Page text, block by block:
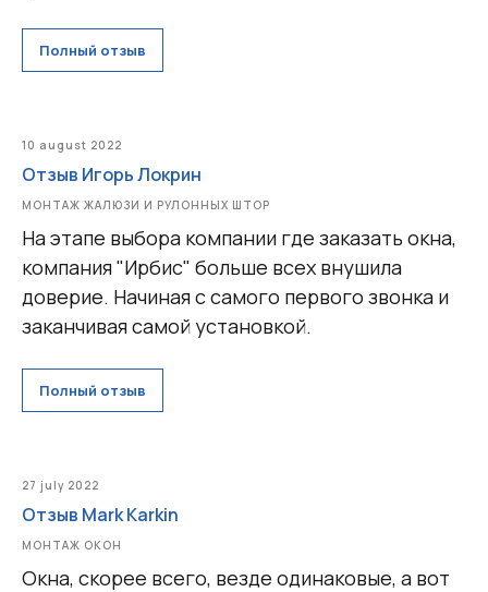
Полный отзыв
10 august 2022
Отзыв Игорь Локрин
МОНТАЖ ЖАЛЮЗИ И РУЛОННЫХ ШТОР
На этапе выбора компании где заказать окна,
компания "Ирбис" больше всех внушила
доверие. Начиная с самого первого звонка и
заканчивая самой установкой.
Полный отзыв
27 july 2022
Отзыв Mаrk Karkin
МОНТАЖ ОКОН
Окна, скорее всего, везде одинаковые, а вот